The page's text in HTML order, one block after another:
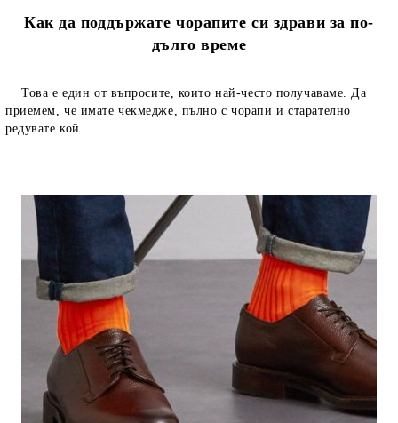
Как да поддържате чорапите си здрави за по-
дълго време
Това е един от въпросите, които най-често получаваме. Да
приемем, че имате чекмедже, пълно с чорапи и старателно
редувате кой...